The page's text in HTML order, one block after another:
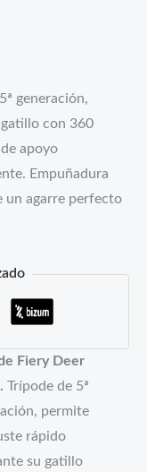
generación,
con 360
apoyo
Empuñadura
un agarre perfecto
Fiery Deer
Trípode de 5ª
permite
rápido
su gatillo